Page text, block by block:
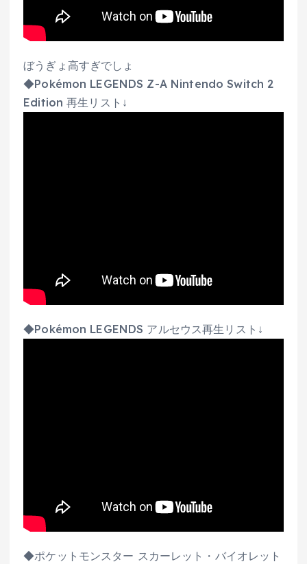
ぼうぎょ高すぎでしょ
◆Pokémon LEGENDS Z-A Nintendo Switch 2
Edition 再生リスト↓
◆Pokémon LEGENDS アルセウス再生リスト↓
◆ポケットモンスター スカーレット・バイオレット